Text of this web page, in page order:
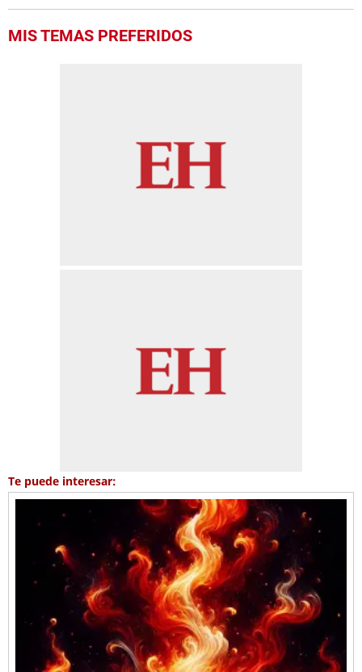
MIS TEMAS PREFERIDOS
Te puede interesar: